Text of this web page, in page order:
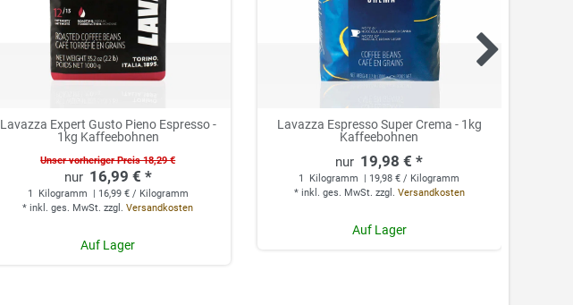
Lavazza Expert Gusto Pieno Espresso -
1kg Kaffeebohnen
Unser vorheriger Preis 18,29 €
16,99 € *
1 Kilogramm
| 16,99 € / Kilogramm
*inkl. ges. MwSt. zzgl.Versandkosten
Auf Lager
Lavazza Espresso Super Crema - 1kg
Kaffeebohnen
19,98 € *
1 Kilogramm
| 19,98 € / Kilogramm
* inkl. ges. MwSt. zzgl. Versandkosten
Auf Lager